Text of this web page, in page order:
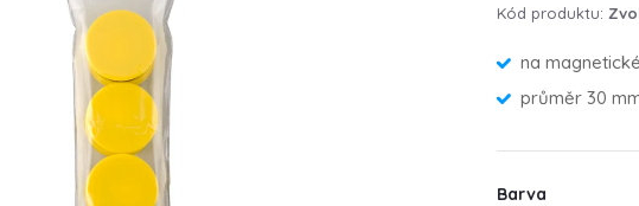
Kód produktu:
na
průměr 30
Barva